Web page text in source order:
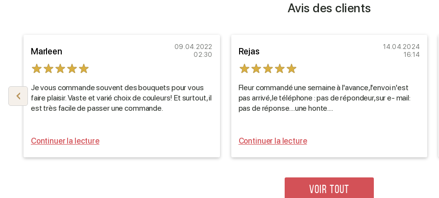
Avis des clients
Marleen
09.04.2022
02:30
Je vous commande souvent des bouquets pour vous
faire plaisir. Vaste et varié choix de couleurs! Et surtout, il
est très facile de passer une commande.
Continuer la lecture
Rejas
14.04.2024
16:14
Fleur commandé une semaine à l'avance,l'envoi n'est
pas arrivé,le téléphone : pas de répondeur,sur e- mail:
pas de réponse....une honte....
Continuer la lecture
VOIR TOUT